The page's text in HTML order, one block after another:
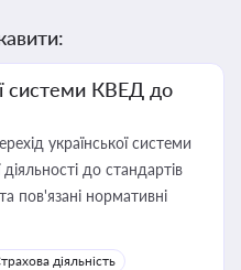
системи КВЕД до
української системи
діяльності до стандартів
пов'язані нормативні
діяльність